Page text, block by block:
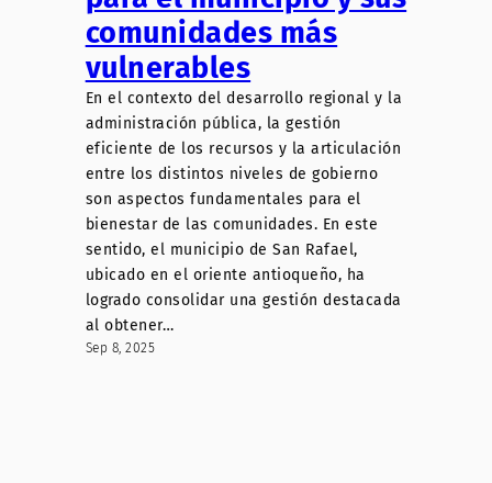
comunidades más
vulnerables
En el contexto del desarrollo regional y la
administración pública, la gestión
eficiente de los recursos y la articulación
entre los distintos niveles de gobierno
son aspectos fundamentales para el
bienestar de las comunidades. En este
sentido, el municipio de San Rafael,
ubicado en el oriente antioqueño, ha
logrado consolidar una gestión destacada
al obtener…
Sep 8, 2025